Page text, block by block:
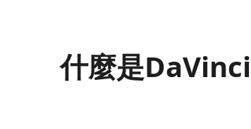
什麼是